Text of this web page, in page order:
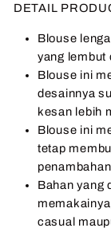
DETAIL
Blouse
yang lembut
Blouse ini
desainnya
kesan lebih
Blouse ini
tetap
Bahan yang
casual